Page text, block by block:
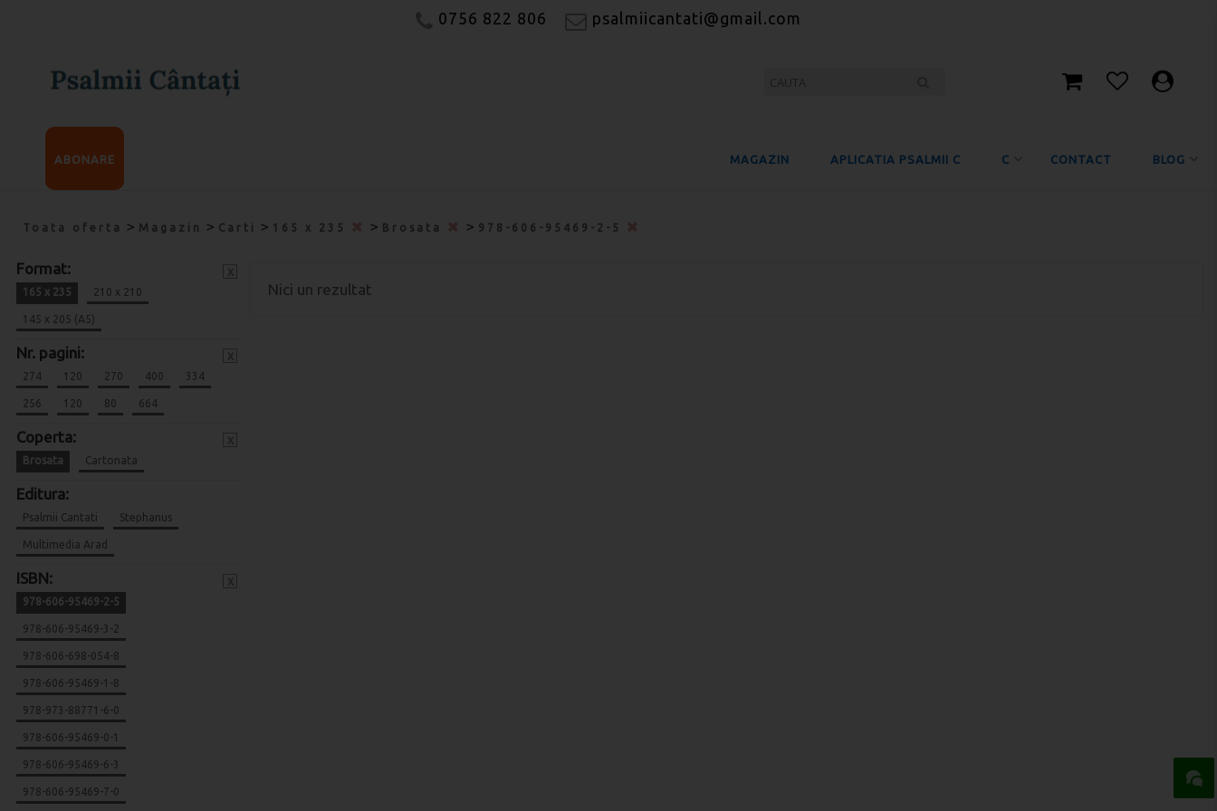
0756 822 806 psalmiicantati@gmail.com
MAGAZIN APLICATIA PSALMII C C CONTACT BLOG
ABONARE
Toata oferta > Magazin > Carti > 165 x 235 > Brosata > 978-606-95469-2-5
Format:
165 x 235 210 x 210
145 x 205 (A5)
Nr. pagini:
274 120 270 400 334
256 120 80 664
Coperta:
Brosata Cartonata
Editura:
Psalmii Cantati Stephanus
Multimedia Arad
ISBN:
978-606-95469-2-5
978-606-95469-3-2
978-606-698-054-8
978-606-95469-1-8
978-973-88771-6-0
978-606-95469-0-1
978-606-95469-6-3
978-606-95469-7-0
Nici un rezultat